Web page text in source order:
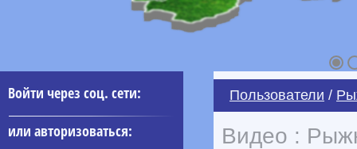
Войти через соц. сети:
или авторизоваться:
Пользователи /
Видео :